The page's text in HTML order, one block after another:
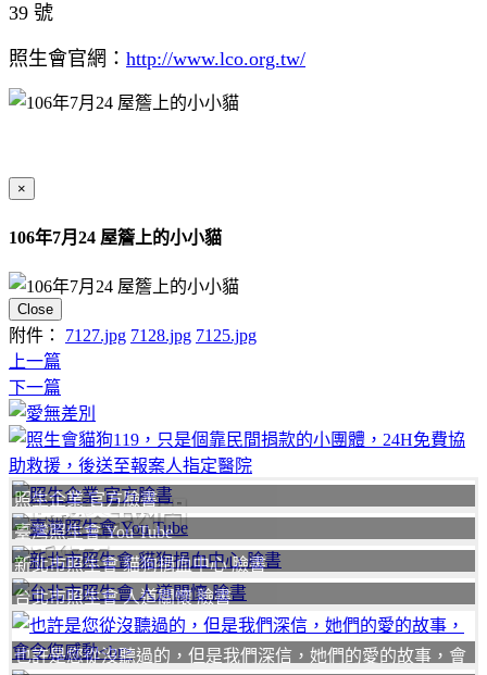
39 號
照生會官網： http://www.lco.org.tw/
×
106年7月24 屋簷上的小小貓
Close
附件： 7127.jpg 7128.jpg 7125.jpg
上一篇
下一篇
聯絡我們
我要
照生企業 官方臉書
臺灣照生會 You Tube
新北市照生會 貓狗捐血中心 臉書
台北市照生會 人道關懷 臉書
也許是您從沒聽過的，但是我們深信，她們的愛的故事，會